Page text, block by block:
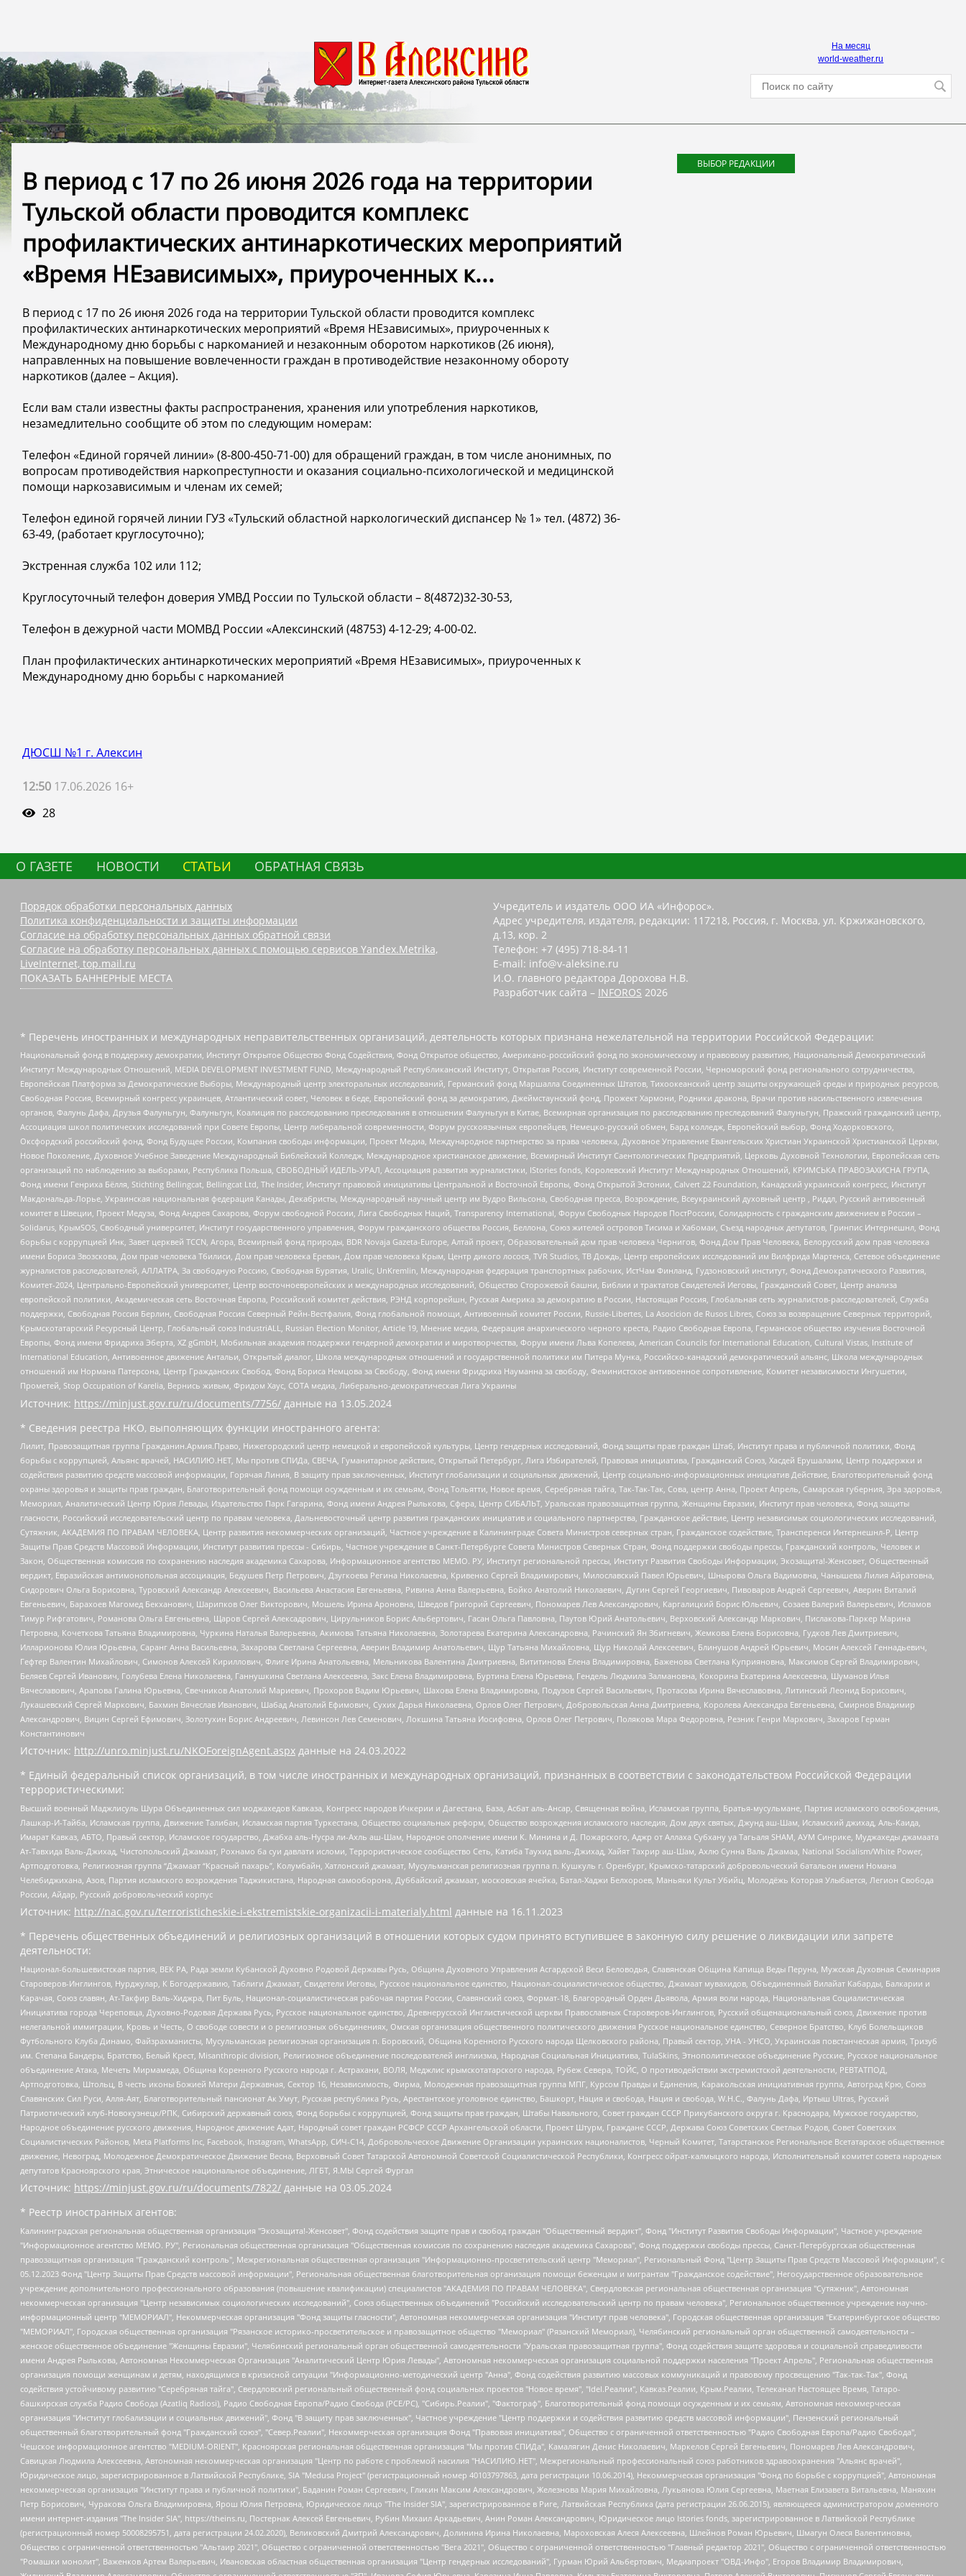
На месяц
world-weather.ru
В период с 17 по 26 июня 2026 года на территории
Тульской области проводится комплекс
профилактических антинаркотических мероприятий
«Время НЕзависимых», приуроченных к...
В период с 17 по 26 июня 2026 года на территории Тульской области проводится комплекс
профилактических антинаркотических мероприятий «Время НЕзависимых», приуроченных к
Международному дню борьбы с наркоманией и незаконным оборотом наркотиков (26 июня),
направленных на повышение вовлеченности граждан в противодействие незаконному обороту
наркотиков (далее – Акция).
Если вам стали известны факты распространения, хранения или употребления наркотиков,
незамедлительно сообщите об этом по следующим номерам:
Телефон «Единой горячей линии» (8-800-450-71-00) для обращений граждан, в том числе анонимных, по
вопросам противодействия наркопреступности и оказания социально-психологической и медицинской
помощи наркозависимым и членам их семей;
Телефон единой горячей линии ГУЗ «Тульский областной наркологический диспансер № 1» тел. (4872) 36-
63-49, (работает круглосуточно);
Экстренная служба 102 или 112;
Круглосуточный телефон доверия УМВД России по Тульской области – 8(4872)32-30-53,
Телефон в дежурной части МОМВД России «Алексинский (48753) 4-12-29; 4-00-02.
План профилактических антинаркотических мероприятий «Время НЕзависимых», приуроченных к
Международному дню борьбы с наркоманией
ДЮСШ №1 г. Алексин
12:50 17.06.2026 16+
28
ВЫБОР РЕДАКЦИИ
О ГАЗЕТЕ НОВОСТИ СТАТЬИ ОБРАТНАЯ СВЯЗЬ
Порядок обработки персональных данных
Политика конфиденциальности и защиты информации
Согласие на обработку персональных данных обратной связи
Согласие на обработку персональных данных с помощью сервисов Yandex.Metrika,
LiveInternet, top.mail.ru
ПОКАЗАТЬ БАННЕРНЫЕ МЕСТА
Учредитель и издатель ООО ИА «Инфорос».
Адрес учредителя, издателя, редакции: 117218, Россия, г. Москва, ул. Кржижановского,
д.13, кор. 2
Телефон: +7 (495) 718-84-11
E-mail: info@v-aleksine.ru
И.О. главного редактора Дорохова Н.В.
Разработчик сайта – INFOROS 2026
* Перечень иностранных и международных неправительственных организаций, деятельность которых признана нежелательной на территории Российской Федерации:
Национальный фонд в поддержку демократии, Институт Открытое Общество Фонд Содействия, Фонд Открытое общество, Американо-российский фонд по экономическому и правовому развитию, Национальный Демократический
Институт Международных Отношений, MEDIA DEVELOPMENT INVESTMENT FUND, Международный Республиканский Институт, Открытая Россия, Институт современной России, Черноморский фонд регионального сотрудничества,
Европейская Платформа за Демократические Выборы, Международный центр электоральных исследований, Германский фонд Маршалла Соединенных Штатов, Тихоокеанский центр защиты окружающей среды и природных ресурсов,
Свободная Россия, Всемирный конгресс украинцев, Атлантический совет, Человек в беде, Европейский фонд за демократию, Джеймстаунский фонд, Прожект Хармони, Родники дракона, Врачи против насильственного извлечения
органов, Фалунь Дафа, Друзья Фалуньгун, Фалуньгун, Коалиция по расследованию преследования в отношении Фалуньгун в Китае, Всемирная организация по расследованию преследований Фалуньгун, Пражский гражданский центр,
Ассоциация школ политических исследований при Совете Европы, Центр либеральной современности, Форум русскоязычных европейцев, Немецко-русский обмен, Бард колледж, Европейский выбор, Фонд Ходорковского,
Оксфордский российский фонд, Фонд Будущее России, Компания свободы информации, Проект Медиа, Международное партнерство за права человека, Духовное Управление Евангельских Христиан Украинской Христианской Церкви,
Новое Поколение, Духовное Учебное Заведение Международный Библейский Колледж, Международное христианское движение, Всемирный Институт Саентологических Предприятий, Церковь Духовной Технологии, Европейская сеть
организаций по наблюдению за выборами, Республика Польша, СВОБОДНЫЙ ИДЕЛЬ-УРАЛ, Ассоциация развития журналистики, IStories fonds, Королевский Институт Международных Отношений, КРИМСЬКА ПРАВОЗАХИСНА ГРУПА,
Фонд имени Генриха Бёлля, Stichting Bellingcat, Bellingcat Ltd, The Insider, Институт правовой инициативы Центральной и Восточной Европы, Фонд Открытой Эстонии, Calvert 22 Foundation, Канадский украинский конгресс, Институт
Макдональда-Лорье, Украинская национальная федерация Канады, Декабристы, Международный научный центр им Вудро Вильсона, Свободная пресса, Возрождение, Всеукраинский духовный центр , Риддл, Русский антивоенный
комитет в Швеции, Проект Медуза, Фонд Андрея Сахарова, Форум свободной России, Лига Свободных Наций, Transparеncy International, Форум Свободных Народов ПостРоссии, Солидарность с гражданским движением в России –
Solidarus, КрымSOS, Свободный университет, Институт государственного управления, Форум гражданского общества Россия, Беллона, Союз жителей островов Тисима и Хабомаи, Съезд народных депутатов, Гринпис Интернешнл, Фонд
борьбы с коррупцией Инк, Завет церквей TCCN, Агора, Всемирный фонд природы, BDR Novaja Gazeta-Europe, Алтай проект, Образовательный дом прав человека Чернигов, Фонд Дом Прав Человека, Белорусский дом прав человека
имени Бориса Звозскова, Дом прав человека Тбилиси, Дом прав человека Ереван, Дом прав человека Крым, Центр дикого лосося, TVR Studios, ТВ Дождь, Центр европейских исследований им Вилфрида Мартенса, Сетевое объединение
журналистов расследователей, АЛЛАТРА, За свободную Россию, Свободная Бурятия, Uralic, UnKremlin, Международная федерация транспортных рабочих, ИстЧам Финланд, Гудзоновский институт, Фонд Демократического Развития,
Комитет-2024, Центрально-Европейский университет, Центр восточноевропейских и международных исследований, Общество Сторожевой башни, Библии и трактатов Свидетелей Иеговы, Гражданский Совет, Центр анализа
европейской политики, Академическая сеть Восточная Европа, Российский комитет действия, РЭНД корпорейшн, Русская Америка за демократию в России, Настоящая Россия, Глобальная сеть журналистов-расследователей, Служба
поддержки, Свободная Россия Берлин, Свободная Россия Северный Рейн-Вестфалия, Фонд глобальной помощи, Антивоенный комитет России, Russie-Libertes, La Asocicion de Rusos Libres, Союз за возвращение Северных территорий,
Крымскотатарский Ресурсный Центр, Глобальный союз IndustriALL, Russian Election Monitor, Article 19, Мнение медиа, Федерация анархического черного креста, Радио Свободная Европа, Германское общество изучения Восточной
Европы, Фонд имени Фридриха Эберта, XZ gGmbH, Мобильная академия поддержки гендерной демократии и миротворчества, Форум имени Льва Копелева, American Councils for International Education, Cultural Vistas, Institute of
International Education, Антивоенное движение Антальи, Открытый диалог, Школа международных отношений и государственной политики им Питера Мунка, Российско-канадский демократический альянс, Школа международных
отношений им Нормана Патерсона, Центр Гражданских Свобод, Фонд Бориса Немцова за Свободу, Фонд имени Фридриха Науманна за свободу, Феминистское антивоенное сопротивление, Комитет независимости Ингушетии,
Прометей, Stop Occupation of Karelia, Вернись живым, Фридом Хаус, СОТА медиа, Либерально-демократическая Лига Украины
Источник: https://minjust.gov.ru/ru/documents/7756/ данные на 13.05.2024
* Сведения реестра НКО, выполняющих функции иностранного агента:
Лилит, Правозащитная группа Гражданин.Армия.Право, Нижегородский центр немецкой и европейской культуры, Центр гендерных исследований, Фонд защиты прав граждан Штаб, Институт права и публичной политики, Фонд
борьбы с коррупцией, Альянс врачей, НАСИЛИЮ.НЕТ, Мы против СПИДа, СВЕЧА, Гуманитарное действие, Открытый Петербург, Лига Избирателей, Правовая инициатива, Гражданский Союз, Хасдей Ерушалаим, Центр поддержки и
содействия развитию средств массовой информации, Горячая Линия, В защиту прав заключенных, Институт глобализации и социальных движений, Центр социально-информационных инициатив Действие, Благотворительный фонд
охраны здоровья и защиты прав граждан, Благотворительный фонд помощи осужденным и их семьям, Фонд Тольятти, Новое время, Серебряная тайга, Так-Так-Так, Сова, центр Анна, Проект Апрель, Самарская губерния, Эра здоровья,
Мемориал, Аналитический Центр Юрия Левады, Издательство Парк Гагарина, Фонд имени Андрея Рылькова, Сфера, Центр СИБАЛЬТ, Уральская правозащитная группа, Женщины Евразии, Институт прав человека, Фонд защиты
гласности, Российский исследовательский центр по правам человека, Дальневосточный центр развития гражданских инициатив и социального партнерства, Гражданское действие, Центр независимых социологических исследований,
Сутяжник, АКАДЕМИЯ ПО ПРАВАМ ЧЕЛОВЕКА, Центр развития некоммерческих организаций, Частное учреждение в Калининграде Совета Министров северных стран, Гражданское содействие, Трансперенси Интернешнл-Р, Центр
Защиты Прав Средств Массовой Информации, Институт развития прессы - Сибирь, Частное учреждение в Санкт-Петербурге Совета Министров Северных Стран, Фонд поддержки свободы прессы, Гражданский контроль, Человек и
Закон, Общественная комиссия по сохранению наследия академика Сахарова, Информационное агентство МЕМО. РУ, Институт региональной прессы, Институт Развития Свободы Информации, Экозащита!-Женсовет, Общественный
вердикт, Евразийская антимонопольная ассоциация, Бедушев Петр Петрович, Дзугкоева Регина Николаевна, Кривенко Сергей Владимирович, Милославский Павел Юрьевич, Шнырова Ольга Вадимовна, Чанышева Лилия Айратовна,
Сидорович Ольга Борисовна, Туровский Александр Алексеевич, Васильева Анастасия Евгеньевна, Ривина Анна Валерьевна, Бойко Анатолий Николаевич, Дугин Сергей Георгиевич, Пивоваров Андрей Сергеевич, Аверин Виталий
Евгеньевич, Барахоев Магомед Бекханович, Шарипков Олег Викторович, Мошель Ирина Ароновна, Шведов Григорий Сергеевич, Пономарев Лев Александрович, Каргалицкий Борис Юльевич, Созаев Валерий Валерьевич, Исламов
Тимур Рифгатович, Романова Ольга Евгеньевна, Щаров Сергей Алексадрович, Цирульников Борис Альбертович, Гасан Ольга Павловна, Паутов Юрий Анатольевич, Верховский Александр Маркович, Пислакова-Паркер Марина
Петровна, Кочеткова Татьяна Владимировна, Чуркина Наталья Валерьевна, Акимова Татьяна Николаевна, Золотарева Екатерина Александровна, Рачинский Ян Збигневич, Жемкова Елена Борисовна, Гудков Лев Дмитриевич,
Илларионова Юлия Юрьевна, Саранг Анна Васильевна, Захарова Светлана Сергеевна, Аверин Владимир Анатольевич, Щур Татьяна Михайловна, Щур Николай Алексеевич, Блинушов Андрей Юрьевич, Мосин Алексей Геннадьевич,
Гефтер Валентин Михайлович, Симонов Алексей Кириллович, Флиге Ирина Анатольевна, Мельникова Валентина Дмитриевна, Вититинова Елена Владимировна, Баженова Светлана Куприяновна, Максимов Сергей Владимирович,
Беляев Сергей Иванович, Голубева Елена Николаевна, Ганнушкина Светлана Алексеевна, Закс Елена Владимировна, Буртина Елена Юрьевна, Гендель Людмила Залмановна, Кокорина Екатерина Алексеевна, Шуманов Илья
Вячеславович, Арапова Галина Юрьевна, Свечников Анатолий Мариевич, Прохоров Вадим Юрьевич, Шахова Елена Владимировна, Подузов Сергей Васильевич, Протасова Ирина Вячеславовна, Литинский Леонид Борисович,
Лукашевский Сергей Маркович, Бахмин Вячеслав Иванович, Шабад Анатолий Ефимович, Сухих Дарья Николаевна, Орлов Олег Петрович, Добровольская Анна Дмитриевна, Королева Александра Евгеньевна, Смирнов Владимир
Александрович, Вицин Сергей Ефимович, Золотухин Борис Андреевич, Левинсон Лев Семенович, Локшина Татьяна Иосифовна, Орлов Олег Петрович, Полякова Мара Федоровна, Резник Генри Маркович, Захаров Герман
Константинович
Источник: http://unro.minjust.ru/NKOForeignAgent.aspx данные на 24.03.2022
* Единый федеральный список организаций, в том числе иностранных и международных организаций, признанных в соответствии с законодательством Российской Федерации
террористическими:
Высший военный Маджлисуль Шура Объединенных сил моджахедов Кавказа, Конгресс народов Ичкерии и Дагестана, База, Асбат аль-Ансар, Священная война, Исламская группа, Братья-мусульмане, Партия исламского освобождения,
Лашкар-И-Тайба, Исламская группа, Движение Талибан, Исламская партия Туркестана, Общество социальных реформ, Общество возрождения исламского наследия, Дом двух святых, Джунд аш-Шам, Исламский джихад, Аль-Каида,
Имарат Кавказ, АБТО, Правый сектор, Исламское государство, Джабха аль-Нусра ли-Ахль аш-Шам, Народное ополчение имени К. Минина и Д. Пожарского, Аджр от Аллаха Субхану уа Тагьаля SHAM, АУМ Синрике, Муджахеды джамаата
Ат-Тавхида Валь-Джихад, Чистопольский Джамаат, Рохнамо ба суи давлати исломи, Террористическое сообщество Сеть, Катиба Таухид валь-Джихад, Хайят Тахрир аш-Шам, Ахлю Сунна Валь Джамаа, National Socialism/White Power,
Артподготовка, Религиозная группа “Джамаат “Красный пахарь”, Колумбайн, Хатлонский джамаат, Мусульманская религиозная группа п. Кушкуль г. Оренбург, Крымско-татарский добровольческий батальон имени Номана
Челебиджихана, Азов, Партия исламского возрождения Таджикистана, Народная самооборона, Дуббайский джамаат, московская ячейка, Батал-Хаджи Белхороев, Маньяки Культ Убийц, Молодёжь Которая Улыбается, Легион Свобода
России, Айдар, Русский добровольческий корпус
Источник: http://nac.gov.ru/terroristicheskie-i-ekstremistskie-organizacii-i-materialy.html данные на 16.11.2023
* Перечень общественных объединений и религиозных организаций в отношении которых судом принято вступившее в законную силу решение о ликвидации или запрете
деятельности:
Национал-большевистская партия, ВЕК РА, Рада земли Кубанской Духовно Родовой Державы Русь, Община Духовного Управления Асгардской Веси Беловодья, Славянская Община Капища Веды Перуна, Мужская Духовная Семинария
Староверов-Инглингов, Нурджулар, К Богодержавию, Таблиги Джамаат, Свидетели Иеговы, Русское национальное единство, Национал-социалистическое общество, Джамаат мувахидов, Объединенный Вилайат Кабарды, Балкарии и
Карачая, Союз славян, Ат-Такфир Валь-Хиджра, Пит Буль, Национал-социалистическая рабочая партия России, Славянский союз, Формат-18, Благородный Орден Дьявола, Армия воли народа, Национальная Социалистическая
Инициатива города Череповца, Духовно-Родовая Держава Русь, Русское национальное единство, Древнерусской Инглистической церкви Православных Староверов-Инглингов, Русский общенациональный союз, Движение против
нелегальной иммиграции, Кровь и Честь, О свободе совести и о религиозных объединениях, Омская организация общественного политического движения Русское национальное единство, Северное Братство, Клуб Болельщиков
Футбольного Клуба Динамо, Файзрахманисты, Мусульманская религиозная организация п. Боровский, Община Коренного Русского народа Щелковского района, Правый сектор, УНА - УНСО, Украинская повстанческая армия, Тризуб
им. Степана Бандеры, Братство, Белый Крест, Misanthropic division, Религиозное объединение последователей инглиизма, Народная Социальная Инициатива, TulaSkins, Этнополитическое объединение Русские, Русское национальное
объединение Атака, Мечеть Мирмамеда, Община Коренного Русского народа г. Астрахани, ВОЛЯ, Меджлис крымскотатарского народа, Рубеж Севера, ТОЙС, О противодействии экстремистской деятельности, РЕВТАТПОД,
Артподготовка, Штольц, В честь иконы Божией Матери Державная, Сектор 16, Независимость, Фирма, Молодежная правозащитная группа МПГ, Курсом Правды и Единения, Каракольская инициативная группа, Автоград Крю, Союз
Славянских Сил Руси, Алля-Аят, Благотворительный пансионат Ак Умут, Русская республика Русь, Арестантское уголовное единство, Башкорт, Нация и свобода, Нация и свобода, W.H.С., Фалунь Дафа, Иртыш Ultras, Русский
Патриотический клуб-Новокузнецк/РПК, Сибирский державный союз, Фонд борьбы с коррупцией, Фонд защиты прав граждан, Штабы Навального, Совет граждан СССР Прикубанского округа г. Краснодара, Мужское государство,
Народное объединение русского движения, Народное движение Адат, Народный совет граждан РСФСР СССР Архангельской области, Проект Штурм, Граждане СССР, Держава Союз Советских Светлых Родов, Совет Советских
Социалистических Районов, Meta Platforms Inc, Facebook, Instagram, WhatsApp, СИЧ-С14, Добровольческое Движение Организации украинских националистов, Черный Комитет, Татарстанское Региональное Всетатарское общественное
движение, Невоград, Молодежное Демократическое Движение Весна, Верховный Совет Татарской Автономной Советской Социалистической Республики, Конгресс ойрат-калмыцкого народа, Исполнительный комитет совета народных
депутатов Красноярского края, Этническое национальное объединение, ЛГБТ, Я.МЫ Сергей Фургал
Источник: https://minjust.gov.ru/ru/documents/7822/ данные на 03.05.2024
* Реестр иностранных агентов:
Калининградская региональная общественная организация "Экозащита!-Женсовет", Фонд содействия защите прав и свобод граждан "Общественный вердикт", Фонд "Институт Развития Свободы Информации", Частное учреждение "Информационное агентство МЕМО. РУ", Региональная общественная организация "Общественная комиссия по сохранению наследия академика Сахарова", Фонд поддержки свободы прессы, Санкт-Петербургская общественная правозащитная организация "Гражданский контроль", Межрегиональная общественная организация "Информационно-просветительский центр "Мемориал", Региональный Фонд "Центр Защиты Прав Средств Массовой Информации", с 05.12.2023 Фонд "Центр Защиты Прав Средств массовой информации", Региональная общественная благотворительная организация помощи беженцам и мигрантам "Гражданское содействие", Негосударственное образовательное учреждение дополнительного профессионального образования (повышение квалификации) специалистов "АКАДЕМИЯ ПО ПРАВАМ ЧЕЛОВЕКА", Свердловская региональная общественная организация "Сутяжник", Автономная некоммерческая организация "Центр независимых социологических исследований", Союз общественных объединений "Российский исследовательский центр по правам человека", Региональное общественное учреждение научно-информационный центр "МЕМОРИАЛ", Некоммерческая организация "Фонд защиты гласности", Автономная некоммерческая организация "Институт прав человека", Городская общественная организация "Екатеринбургское общество "МЕМОРИАЛ", Городская общественная организация "Рязанское историко-просветительское и правозащитное общество "Мемориал" (Рязанский Мемориал), Челябинский региональный орган общественной самодеятельности – женское общественное объединение "Женщины Евразии", Челябинский региональный орган общественной самодеятельности "Уральская правозащитная группа", Фонд содействия защите здоровья и социальной справедливости имени Андрея Рылькова, Автономная Некоммерческая Организация "Аналитический Центр Юрия Левады", Автономная некоммерческая организация социальной поддержки населения "Проект Апрель", Региональная общественная организация помощи женщинам и детям, находящимся в кризисной ситуации "Информационно-методический центр "Анна", Фонд содействия развитию массовых коммуникаций и правовому просвещению "Так-так-Так", Фонд содействия устойчивому развитию "Серебряная тайга", Свердловский региональный общественный фонд социальных проектов "Новое время", "Idel.Реалии", Кавказ.Реалии, Крым.Реалии, Телеканал Настоящее Время, Татаро-башкирская служба Радио Свобода (Azatliq Radiosi), Радио Свободная Европа/Радио Свобода (PCE/PC), "Сибирь.Реалии", "Фактограф", Благотворительный фонд помощи осужденным и их семьям, Автономная некоммерческая организация "Институт глобализации и социальных движений", Фонд "В защиту прав заключенных", Частное учреждение "Центр поддержки и содействия развитию средств массовой информации", Пензенский региональный общественный благотворительный фонд "Гражданский союз", "Север.Реалии", Некоммерческая организация Фонд "Правовая инициатива", Общество с ограниченной ответственностью "Радио Свободная Европа/Радио Свобода", Чешское информационное агентство "MEDIUM-ORIENT", Красноярская региональная общественная организация "Мы против СПИДа", Камалягин Денис Николаевич, Маркелов Сергей Евгеньевич, Пономарев Лев Александрович, Савицкая Людмила Алексеевна, Автономная некоммерческая организация "Центр по работе с проблемой насилия "НАСИЛИЮ.НЕТ", Межрегиональный профессиональный союз работников здравоохранения "Альянс врачей", Юридическое лицо, зарегистрированное в Латвийской Республике, SIA "Medusa Project" (регистрационный номер 40103797863, дата регистрации 10.06.2014), Некоммерческая организация "Фонд по борьбе с коррупцией", Автономная некоммерческая организация "Институт права и публичной политики", Баданин Роман Сергеевич, Гликин Максим Александрович, Железнова Мария Михайловна, Лукьянова Юлия Сергеевна, Маетная Елизавета Витальевна, Маняхин Петр Борисович, Чуракова Ольга Владимировна, Ярош Юлия Петровна, Юридическое лицо "The Insider SIA", зарегистрированное в Риге, Латвийская Республика (дата регистрации 26.06.2015), являющееся администратором доменного имени интернет-издания "The Insider SIA", https://theins.ru, Постернак Алексей Евгеньевич, Рубин Михаил Аркадьевич, Анин Роман Александрович, Юридическое лицо Istories fonds, зарегистрированное в Латвийской Республике (регистрационный номер 50008295751, дата регистрации 24.02.2020), Великовский Дмитрий Александрович, Долинина Ирина Николаевна, Мароховская Алеся Алексеевна, Шлейнов Роман Юрьевич, Шмагун Олеся Валентиновна, Общество с ограниченной ответственностью "Альтаир 2021", Общество с ограниченной ответственностью "Вега 2021", Общество с ограниченной ответственностью "Главный редактор 2021", Общество с ограниченной ответственностью "Ромашки монолит", Важенков Артем Валерьевич, Ивановская областная общественная организация "Центр гендерных исследований", Гурман Юрий Альбертович, Медиапроект "ОВД-Инфо", Егоров Владимир Владимирович, Жилинский Владимир Александрович, Общество с ограниченной ответственностью "ЗП", Иванова София Юрьевна, Карезина Инна Павловна, Кильтау Екатерина Викторовна, Петров Алексей Викторович, Пискунов Сергей Евгеньевич, Смирнов Сергей Сергеевич, Тихонов Михаил Сергеевич, Общество с ограниченной ответственностью "ЖУРНАЛИСТ-ИНОСТРАННЫЙ АГЕНТ", Арапова Галина Юрьевна, Вольтская Татьяна Анатольевна, Американская компания "Mason G.E.S. Anonymous Foundation" (США), являющаяся владельцем интернет-издания https://mnews.world/, Компания "Stichting Bellingcat", зарегистрированная в Нидерландах (дата регистрации 11.07.2018), Захаров Андрей Вячеславович, Клепиковская Екатерина Дмитриевна, Общество с ограниченной ответственностью "МЕМО", Перл Роман Александрович, Симонов Евгений Алексеевич, Соловьева Елена Анатольевна, Сотников Даниил Владимирович, Сурначева Елизавета Дмитриевна, Автономная некоммерческая организация по защите прав человека и информированию населения "Якутия – Наше Мнение", Общество с ограниченной ответственностью "Москоу диджитал медиа", с 26.01.2023 Общество с ограниченной ответственностью "Чайка Белые сады", Ветошкина Валерия Валерьевна, Заговора Максим Александрович, Межрегиональное общественное движение "Российская ЛГБТ - сеть", Оленичев Максим Владимирович, Павлов Иван Юрьевич, Скворцова Елена Сергеевна, Общество с ограниченной ответственностью "Как бы инагент", Кочетков Игорь Викторович, Общество с ограниченной ответственностью "Честные выборы", Еланчик Олег Александрович, Общество с ограниченной ответственностью "Нобелевский призыв", Гималова Регина Эмилевна, Григорьев Андрей Валерьевич, Григорьева Алина Александровна, Ассоциация по содействию защите прав призывников, альтернативнослужащих и военнослужащих "Правозащитная группа "Гражданин.Армия.Право", Хисамова Регина Фаритовна, Автономная некоммерческая организация по реализации социально-правовых программ "Лилит", Дальневосточное общественное движение "Маяк", Санкт-Петербургская ЛГБТ-инициативная группа "Выход", Инициативная группа ЛГБТ+ "Реверс", Алексеев Андрей Викторович, Бекбулатова Таисия Львовна, Беляев Иван Михайлович, Владыкина Елена Сергеевна, Гельман Марат Александрович, Никульшина Вероника Юрьевна, Толоконникова Надежда Андреевна, Шендерович Виктор Анатольевич, Общество с ограниченной ответственностью "Данное сообщение", Общество с ограниченной ответственностью Издательский дом "Новая глава", Айнбиндер Александра Александровна, Московский комьюнити-центр для ЛГБТ+инициатив, Благотворительный фонд развития филантропии, Deutsche Welle (Германия, Kurt-Schumacher-Strasse 3, 53113 Bonn), Борзунова Мария Михайловна, Воробьев Виктор Викторович, Голубева Анна Львовна, Константинова Алла Михайловна, Малкова Ирина Владимировна, Мурадов Мурад Абдулгалимович, Осетинская Елизавета Николаевна, Понасенков Евгений Николаевич, Ганапольский Матвей Юрьевич, Киселев Евгений Алексеевич, Борухович Ирина Григорьевна, Дремин Иван Тимофеевич, Дубровский Дмитрий Викторович, Красноярская региональная общественная организация поддержки и развития альтернативных образовательных технологий и межкультурных коммуникаций "ИНТЕРРА", Маяковская Екатерина Алексеевна, Фейгин Марк Захарович, Филимонов Андрей Викторович, Дзугкоева Регина Николаевна, Доброхотов Роман Александрович, Дудь Юрий Александрович, Елкин Сергей Владимирович, Кругликов Кирилл Игоревич, Сабунаева Мария Леонидовна, Семенов Алексей Владимирович, Шаинян Карен Багратович, Шульман Екатерина Михайловна, Асафьев Артур Валерьевич, Вахштайн Виктор Семенович, Венедиктов Алексей Алексеевич, Лушникова Екатерина Евгеньевна, Волков Леонид Михайлович, Невзоров Александр Глебович, Пархоменко Сергей Борисович, Сироткин Ярослав Николаевич, Кара-Мурза Владимир Владимирович, Баранова Наталья Владимировна, Гозман Леонид Яковлевич, Кагарлицкий Борис Юльевич, Климарев Михаил Валерьевич, Милов Владимир Станиславович, Автономная некоммерческая организация Краснодарский центр современного искусства "Типография", Моргенштерн Алишер Тагирович, Соболь Любовь Эдуардовна, Общество с ограниченной ответственностью "ЛИЗА НОРМ", Каспаров Гарри Кимович, Ходорковский Михаил Борисович, Общество с ограниченной ответственностью "Апрельские тезисы", Данилович Ирина Брониславовна, Кашин Олег Владимирович, Петров Николай Владимирович, Пивоваров Алексей Владимирович, Соколов Михаил Владимирович, Цветкова Юлия Владимировна, Чичваркин Евгений Александрович, Комитет против пыток/Команда против пыток, Общество с ограниченной ответственностью "Первый научный", Общество с ограниченной ответственностью "Вертолет и ко", Белоцерковская Вероника Борисовна, Кац Максим Евгеньевич, Лазарева Татьяна Юрьевна, Шаведдинов Руслан Табризович, Яшин Илья Валерьевич, Общество с ограниченной ответственностью "Иноагент ААВ", Алешковский Дмитрий Петрович, Альбац Евгения Марковна, Быков Дмитрий Львович, Галямина Юлия Евгеньевна, Лойко Сергей Леонидович, Мартынов Кирилл Константинович, Медведев Сергей Александрович, Крашенинников Федор Геннадиевич, Гордеева Катерина Вл